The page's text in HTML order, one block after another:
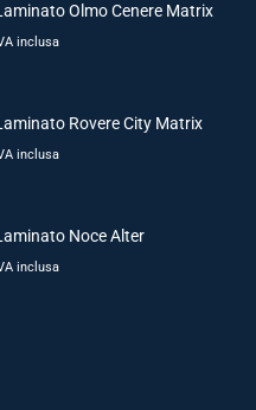
Olmo Cenere Matrix
inclusa
Rovere City Matrix
inclusa
Noce Alter
inclusa